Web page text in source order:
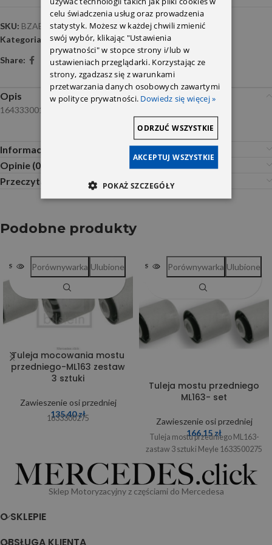
SKU: BZAB-022
Kategoria:
Zawieszenie osi przedniej
Share:
Opis
1643330014 Febest
Informacje dodatkowe
Opinie (0)
Przeczytaj Przed Zakupem
Podobne produkty
SOLD OUT
Tuleja mocowania mostu
przedniego-ML163 zestaw
3 sztuki
Zawieszenie osi przedniej
135,40zł
1633300275
Porównywarka Ulubione SOLD OUT
Tuleja mostu przedniego
ML163- set
Zawieszenie osi przedniej
166,15 zł
Tuleja mostu przedniego ML163-
zastaw 3 sztuki Meyle 1633500275
Porównywarka Ulubione
Sklep Motoryzacyjny z częściami do Mercedesa
O SKLEPIE
OBSŁUGA KLIENTA
celu świadczenia usług oraz prowadzenia
statystyk. Możesz w każdej chwili zmienić
swój wybór, klikając "Ustawienia
prywatności" w stopce strony i/lub w
ustawieniach przeglądarki. Korzystając ze
strony, zgadzasz się z warunkami
przetwarzania danych osobowych zawartymi
w polityce prywatności. Dowiedz się więcej »
AKCEPTUJ WSZYSTKIE
ODRZUĆ WSZYSTKIE
POKAŻ SZCZEGÓŁY